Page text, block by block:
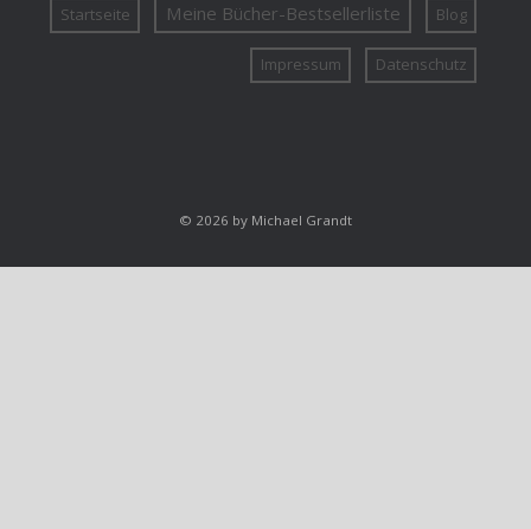
Startseite Meine Bücher-Bestsellerliste Blog
Impressum Datenschutz
© 2026 by Michael Grandt